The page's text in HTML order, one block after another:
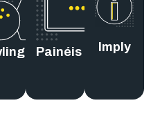
Painéis Imply